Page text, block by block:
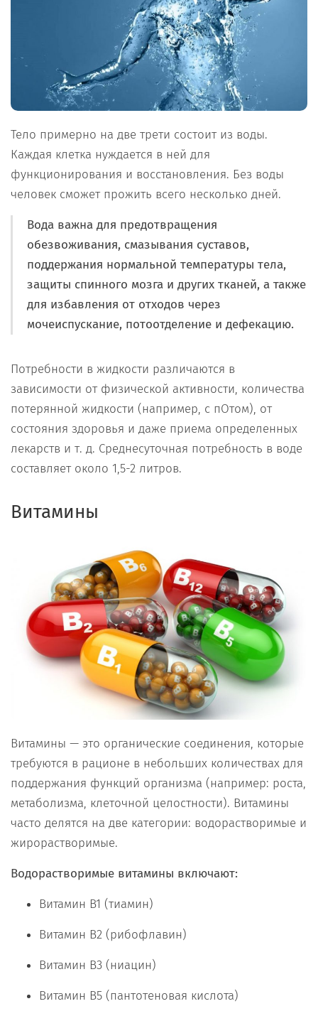
Тело примерно на две трети состоит из воды.
Каждая клетка нуждается в ней для
функционирования и восстановления. Без воды
человек сможет прожить всего несколько дней.
Вода важна для предотвращения
обезвоживания, смазывания суставов,
поддержания нормальной температуры тела,
защиты спинного мозга и других тканей, а также
для избавления от отходов через
мочеиспускание, потоотделение и дефекацию.
Потребности в жидкости различаются в
зависимости от физической активности, количества
потерянной жидкости (например, с пОтом), от
состояния здоровья и даже приема определенных
лекарств и т. д. Среднесуточная потребность в воде
составляет около 1,5-2 литров.
Витамины
Витамины — это органические соединения, которые
требуются в рационе в небольших количествах для
поддержания функций организма (например: роста,
метаболизма, клеточной целостности). Витамины
часто делятся на две категории: водорастворимые и
жирорастворимые.
Водорастворимые витамины включают:
Витамин B1 (тиамин)
Витамин В2 (рибофлавин)
Витамин B3 (ниацин)
Витамин B5 (пантотеновая кислота)